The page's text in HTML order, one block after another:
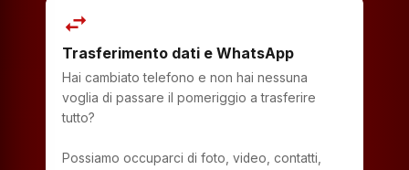
swap_horiz
Trasferimento dati e WhatsApp
Hai cambiato telefono e non hai nessuna
voglia di passare il pomeriggio a trasferire
tutto?
Possiamo occuparci di foto, video, contatti,